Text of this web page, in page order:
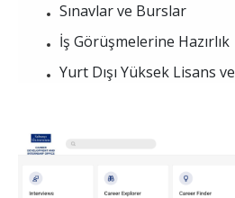
Sınavlar ve Burslar
İş Görüşmelerine Hazırlık
Yurt Dışı Yüksek Lisans